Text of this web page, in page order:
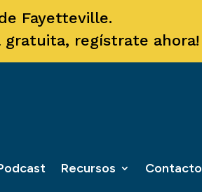
Fayetteville.
gratuita, regístrate ahora!
Recursos Contacto